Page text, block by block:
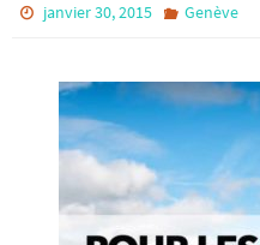
janvier 30, 2015 Genève